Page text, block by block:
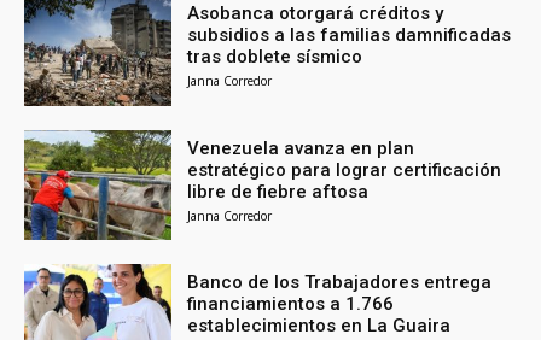
Asobanca otorgará créditos y
subsidios a las familias damnificadas
tras doblete sísmico
Janna Corredor
Venezuela avanza en plan
estratégico para lograr certificación
libre de fiebre aftosa
Janna Corredor
Banco de los Trabajadores entrega
financiamientos a 1.766
establecimientos en La Guaira